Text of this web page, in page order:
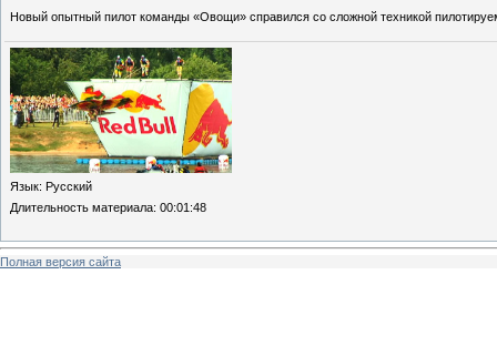
Новый опытный пилот команды «Овощи» справился со сложной техникой
Язык: Русский
Длительность материала: 00:01:48
Полная версия сайта